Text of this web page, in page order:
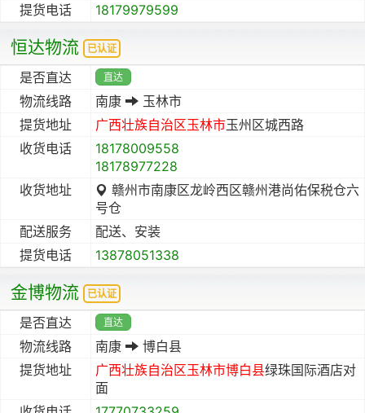
提货电话
18179979599
恒达物流 已认证
是否直达 直达
物流线路 南康
玉林市
提货地址
广西壮族自治区玉林市玉州区城西路
收货电话
18178009558
18178977228
收货地址
赣州市南康区龙岭西区赣州港尚佑保税仓六
号仓
配送服务
配送、安装
提货电话
13878051338
金博物流 已认证
是否直达 直达
物流线路 南康
博白县
提货地址
广西壮族自治区玉林市博白县绿珠国际酒店对
面